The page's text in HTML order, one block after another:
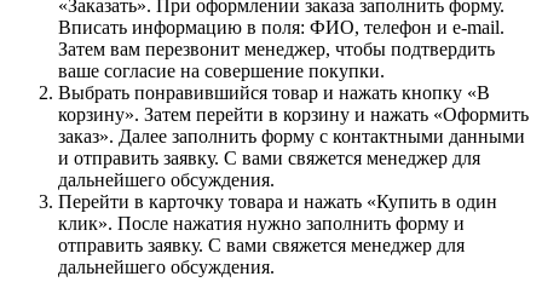
«Заказать». При оформлении заказа заполнить форму.
Вписать информацию в поля: ФИО, телефон и e-mail.
Затем вам перезвонит менеджер, чтобы подтвердить
ваше согласие на совершение покупки.
Выбрать понравившийся товар и нажать кнопку «В
корзину». Затем перейти в корзину и нажать «Оформить
заказ». Далее заполнить форму с контактными данными
и отправить заявку. С вами свяжется менеджер для
дальнейшего обсуждения.
Перейти в карточку товара и нажать «Купить в один
клик». После нажатия нужно заполнить форму и
отправить заявку. С вами свяжется менеджер для
дальнейшего обсуждения.